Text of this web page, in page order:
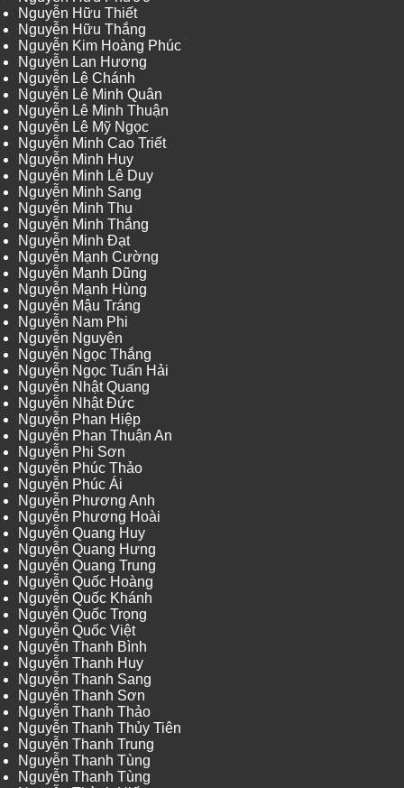
Nguyễn Hữu Thiết
Nguyễn Hữu Thắng
Nguyễn Kim Hoàng Phúc
Nguyễn Lan Hương
Nguyễn Lê Chánh
Nguyễn Lê Minh Quân
Nguyễn Lê Minh Thuận
Nguyễn Lê Mỹ Ngọc
Nguyễn Minh Cao Triết
Nguyễn Minh Huy
Nguyễn Minh Lê Duy
Nguyễn Minh Sang
Nguyễn Minh Thu
Nguyễn Minh Thắng
Nguyễn Minh Đạt
Nguyễn Mạnh Cường
Nguyễn Mạnh Dũng
Nguyễn Mạnh Hùng
Nguyễn Mậu Tráng
Nguyễn Nam Phi
Nguyễn Nguyên
Nguyễn Ngọc Thắng
Nguyễn Ngọc Tuấn Hải
Nguyễn Nhật Quang
Nguyễn Nhật Đức
Nguyễn Phan Hiệp
Nguyễn Phan Thuận An
Nguyễn Phi Sơn
Nguyễn Phúc Thảo
Nguyễn Phúc Ái
Nguyễn Phương Anh
Nguyễn Phương Hoài
Nguyễn Quang Huy
Nguyễn Quang Hưng
Nguyễn Quang Trung
Nguyễn Quốc Hoàng
Nguyễn Quốc Khánh
Nguyễn Quốc Trọng
Nguyễn Quốc Việt
Nguyễn Thanh Bình
Nguyễn Thanh Huy
Nguyễn Thanh Sang
Nguyễn Thanh Sơn
Nguyễn Thanh Thảo
Nguyễn Thanh Thủy Tiên
Nguyễn Thanh Trung
Nguyễn Thanh Tùng
Nguyễn Thanh Tùng